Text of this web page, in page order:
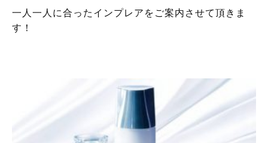
一人一人に合ったインプレアをご案内させて頂きま
す！